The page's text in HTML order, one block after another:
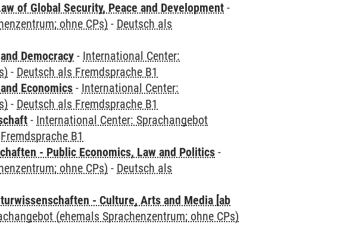
of Global Security, Peace and Development -
ohne CPs) - Deutsch als
Democracy - International Center:
- Deutsch als Fremdsprache B1
Economics - International Center:
- Deutsch als Fremdsprache B1
- International Center: Sprachangebot
B1
- Public Economics, Law and Politics -
ohne CPs) - Deutsch als
- Culture, Arts and Media [ab
(ehemals Sprachenzentrum; ohne CPs)